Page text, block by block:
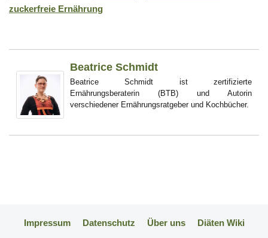
zuckerfreie Ernährung
Beatrice Schmidt
Beatrice Schmidt ist zertifizierte
Ernährungsberaterin (BTB) und Autorin
verschiedener Ernährungsratgeber und Kochbücher.
Impressum Datenschutz Über uns Diäten Wiki